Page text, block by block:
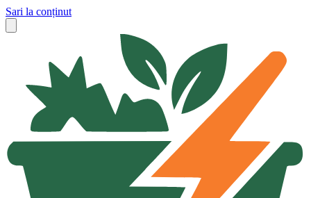
Sari la conținut